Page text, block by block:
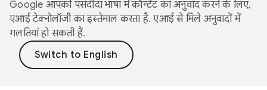
Google आपकी पसंदीदा भाषा में कॉन्टेंट का अनुवाद करने के लिए,
एआई टेक्नोलॉजी का इस्तेमाल करता है. एआई से मिले अनुवादों में
गलतियां हो सकती हैं.